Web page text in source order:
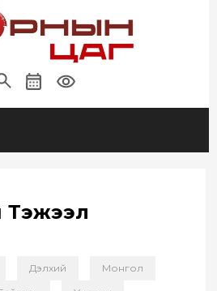
Тэжээл
Дэлхий
Монгол